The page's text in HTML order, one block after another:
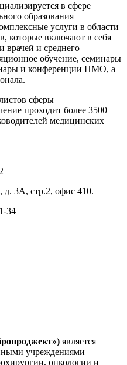
в сфере
образования
услуги в области
которые включают в себя
и среднего
обучение, семинары
и конференции НМО, а
сферы
проходит более 3500
медицинских
3А, стр.2, офис 410.
34
является
учреждениями
онкологии и